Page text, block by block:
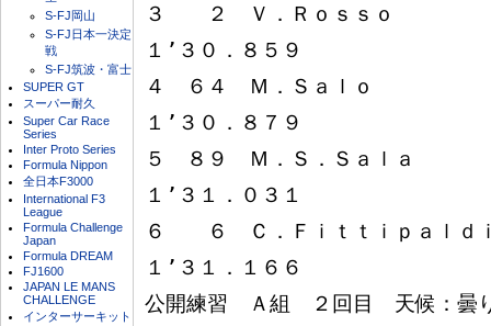
S-FJ岡山
S-FJ日本一決定
戦
S-FJ筑波・富士
SUPER GT
スーパー耐久
Super Car Race
Series
Inter Proto Series
Formula Nippon
全日本F3000
International F3
League
Formula Challenge
Japan
Formula DREAM
FJ1600
JAPAN LE MANS
CHALLENGE
インターサーキット
３　　２　Ｖ．Ｒｏｓｓｏ　　　　
１’３０．８５９
４　６４　Ｍ．Ｓａｌｏ　　　
１’３０．８７９
５　８９　Ｍ．Ｓ．Ｓａｌａ　
１’３１．０３１
６　　６　Ｃ．Ｆｉｔｔｉｐａｌ
１’３１．１６６
公開練習　Ａ組　２回目　天候：曇